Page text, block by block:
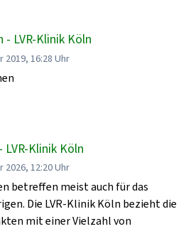
LVR-Klinik Köln
2019, 16:28 Uhr
Klinik Köln
2026, 12:20 Uhr
betreffen meist auch für das
Die LVR-Klinik Köln bezieht die
mit einer Vielzahl von